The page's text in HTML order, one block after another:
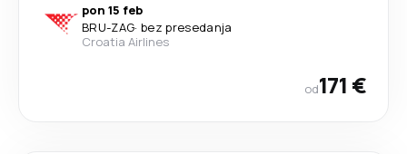
pon 15 feb
BRU-ZAG· bez presedanja
Croatia Airlines
od171 €